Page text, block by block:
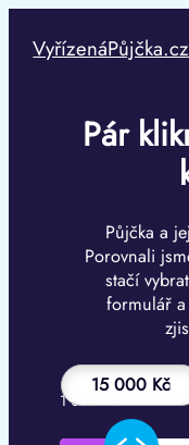
obsah
VyřízenáPůjčka.cz
Pár
Půjčka a
Porovnali
stačí
formulář a
15 000 Kč
1 000 Kč